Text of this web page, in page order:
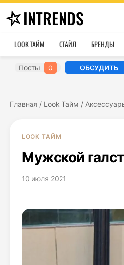
INTRENDS
LOOK ТАЙМ СТАЙЛ БРЕНДЫ
Посты 0 ОБСУДИТЬ
Главная / Look Тайм /
LOOK ТАЙМ
Мужской
10 июля 2021